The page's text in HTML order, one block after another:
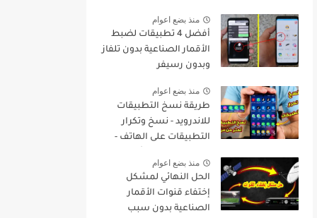
منذ بضع اعوام
أفضل 4 تطبيقات لضبط
الأقمار الصناعية بدون تلفاز
وبدون رسيفر
منذ بضع اعوام
طريقة نسخ التطبيقات
للاندرويد - نسخ وتكرار
التطبيقات على الهاتف -
مرة
منذ بضع اعوام
الحل النهائي لمشكل
إختفاء قنوات الأقمار
الصناعية بدون سبب